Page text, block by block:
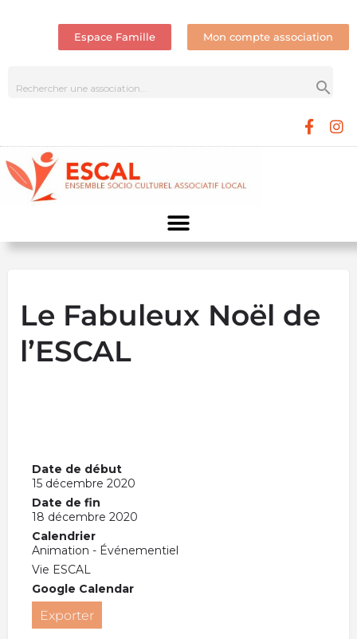
Espace Famille Mon compte association
Le Fabuleux Noël de
l’ESCAL
Date de début
15 décembre 2020
Date de fin
18 décembre 2020
Calendrier
Animation - Événementiel
Vie ESCAL
Google Calendar
Exporter